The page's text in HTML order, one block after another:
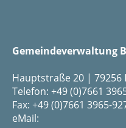
Gemeindeverwaltung
Hauptstraße 20 | 79256
Telefon: +49 (0)7661
Fax: +49 (0)7661 3965-
eMail: